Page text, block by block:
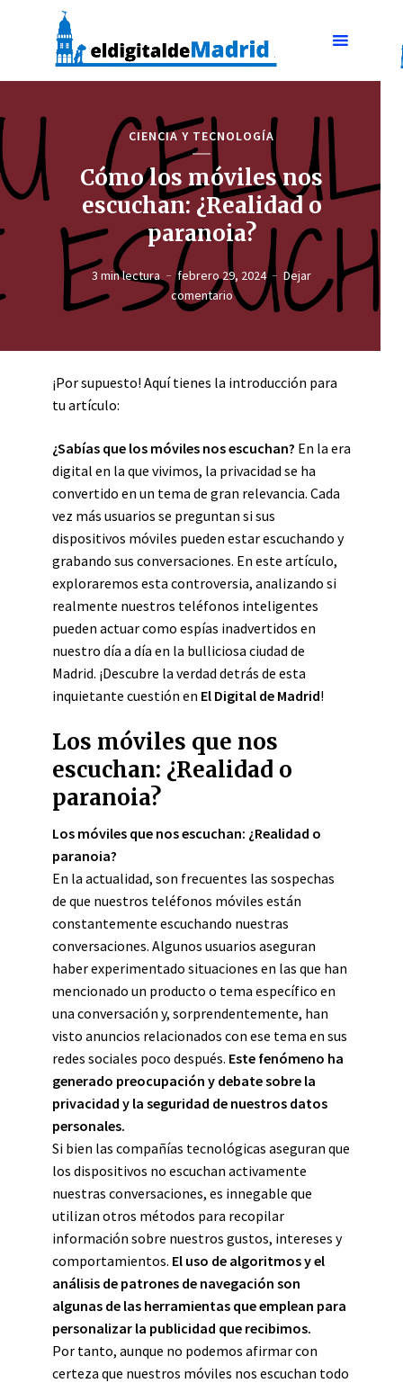
CIENCIA Y TECNOLOGÍA
Cómo los móviles nos
escuchan: ¿Realidad o
paranoia?
3 min lectura febrero 29, 2024
Dejar
comentario
¡Por supuesto! Aquí tienes la introducción para
tu artículo:
¿Sabías que los móviles nos escuchan? En la era
digital en la que vivimos, la privacidad se ha
convertido en un tema de gran relevancia. Cada
vez más usuarios se preguntan si sus
dispositivos móviles pueden estar escuchando y
grabando sus conversaciones. En este artículo,
exploraremos esta controversia, analizando si
realmente nuestros teléfonos inteligentes
pueden actuar como espías inadvertidos en
nuestro día a día en la bulliciosa ciudad de
Madrid. ¡Descubre la verdad detrás de esta
inquietante cuestión en El Digital de Madrid!
Los móviles que nos
escuchan: ¿Realidad o
paranoia?
Los móviles que nos escuchan: ¿Realidad o
paranoia?
En la actualidad, son frecuentes las sospechas
de que nuestros teléfonos móviles están
constantemente escuchando nuestras
conversaciones. Algunos usuarios aseguran
haber experimentado situaciones en las que han
mencionado un producto o tema específico en
una conversación y, sorprendentemente, han
visto anuncios relacionados con ese tema en sus
redes sociales poco después. Este fenómeno ha
generado preocupación y debate sobre la
privacidad y la seguridad de nuestros datos
personales.
Si bien las compañías tecnológicas aseguran que
los dispositivos no escuchan activamente
nuestras conversaciones, es innegable que
utilizan otros métodos para recopilar
información sobre nuestros gustos, intereses y
comportamientos. El uso de algoritmos y el
análisis de patrones de navegación son
algunas de las herramientas que emplean para
personalizar la publicidad que recibimos.
Por tanto, aunque no podemos afirmar con
certeza que nuestros móviles nos escuchan todo